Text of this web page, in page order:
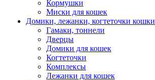
Кормушки
Миски для кошек
Домики, лежанки, когтеточки кошки
Гамаки, тоннели
Дверцы
Домики для кошек
Когтеточки
Комплексы
Лежанки для кошек